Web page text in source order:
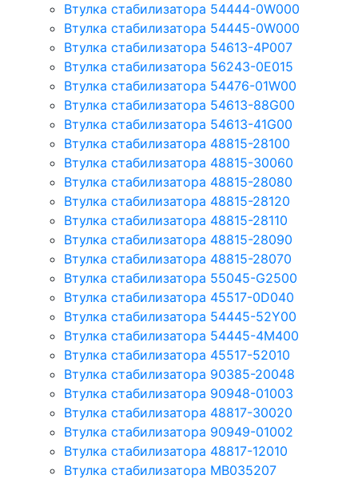
Втулка стабилизатора 54444-0W000
Втулка стабилизатора 54445-0W000
Втулка стабилизатора 54613-4P007
Втулка стабилизатора 56243-0E015
Втулка стабилизатора 54476-01W00
Втулка стабилизатора 54613-88G00
Втулка стабилизатора 54613-41G00
Втулка стабилизатора 48815-28100
Втулка стабилизатора 48815-30060
Втулка стабилизатора 48815-28080
Втулка стабилизатора 48815-28120
Втулка стабилизатора 48815-28110
Втулка стабилизатора 48815-28090
Втулка стабилизатора 48815-28070
Втулка стабилизатора 55045-G2500
Втулка стабилизатора 45517-0D040
Втулка стабилизатора 54445-52Y00
Втулка стабилизатора 54445-4M400
Втулка стабилизатора 45517-52010
Втулка стабилизатора 90385-20048
Втулка стабилизатора 90948-01003
Втулка стабилизатора 48817-30020
Втулка стабилизатора 90949-01002
Втулка стабилизатора 48817-12010
Втулка стабилизатора MB035207